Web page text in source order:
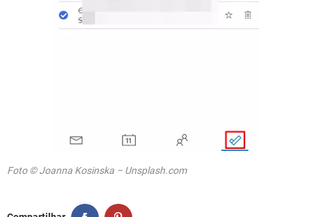
Foto © Joanna Kosinska – Unsplash.com